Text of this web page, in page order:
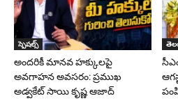
స్పెషల్స్
అందరికీ మానవ హక్కులపై
అవగాహన అవసరం: ప్రముఖ
అడ్వకేట్ సాయి కృష్ణ ఆజాద్